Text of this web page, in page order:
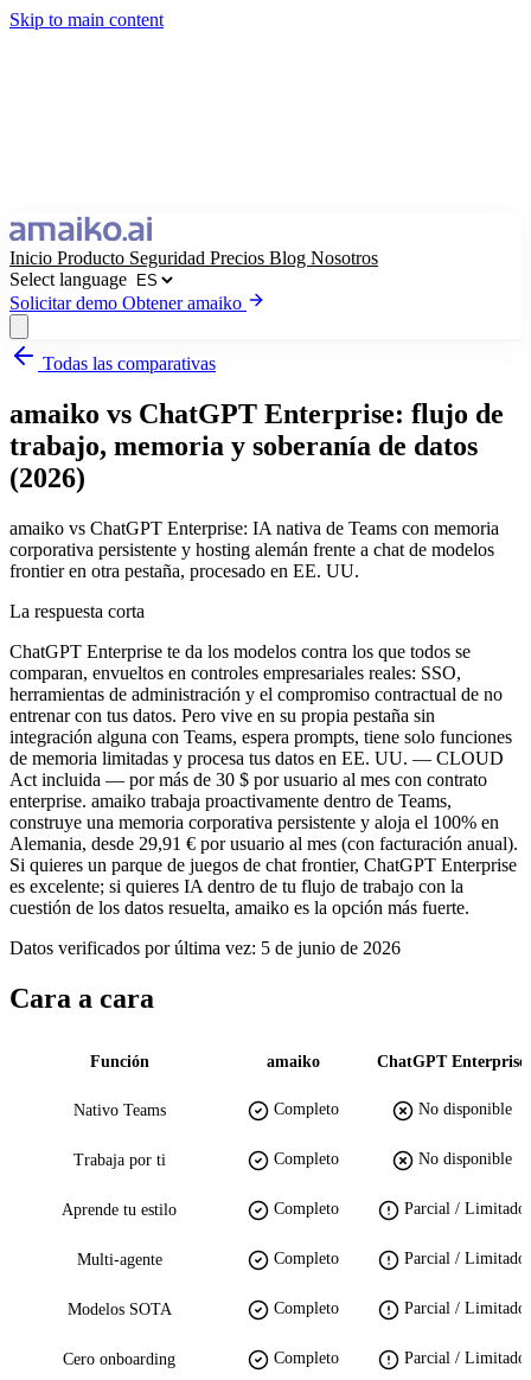
Skip to main content
Inicio Producto Seguridad Precios Blog Nosotros
Select language
Solicitar demo Obtener amaiko
Obtener amaiko Solicitar demo
Select language
Todas las comparativas
amaiko vs ChatGPT Enterprise: flujo de
trabajo, memoria y soberanía de datos
(2026)
amaiko vs ChatGPT Enterprise: IA nativa de Teams con memoria
corporativa persistente y hosting alemán frente a chat de modelos
frontier en otra pestaña, procesado en EE. UU.
La respuesta corta
ChatGPT Enterprise te da los modelos contra los que todos se
comparan, envueltos en controles empresariales reales: SSO,
herramientas de administración y el compromiso contractual de no
entrenar con tus datos. Pero vive en su propia pestaña sin
integración alguna con Teams, espera prompts, tiene solo funciones
de memoria limitadas y procesa tus datos en EE. UU. — CLOUD
Act incluida — por más de 30 $ por usuario al mes con contrato
enterprise. amaiko trabaja proactivamente dentro de Teams,
construye una memoria corporativa persistente y aloja el 100% en
Alemania, desde 29,91 € por usuario al mes (con facturación anual).
Si quieres un parque de juegos de chat frontier, ChatGPT Enterprise
es excelente; si quieres IA dentro de tu flujo de trabajo con la
cuestión de los datos resuelta, amaiko es la opción más fuerte.
Datos verificados por última vez: 5 de junio de 2026
Cara a cara
Función amaiko ChatGPT Enterprise
Nativo Teams Completo No disponible
Trabaja por ti Completo No disponible
Aprende tu estilo Completo Parcial / Limitado
Multi-agente Completo Parcial / Limitado
Modelos SOTA Completo Parcial / Limitado
Cero onboarding Completo Parcial / Limitado